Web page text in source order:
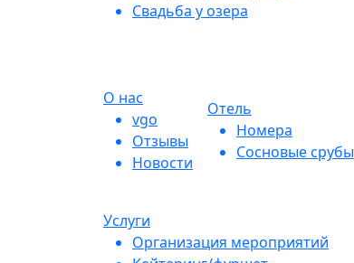
Свадьба у озера
О нас
vgo
Отзывы
Новости
Отель
Номера
Сосновые срубы
Услуги
Организация мероприятий